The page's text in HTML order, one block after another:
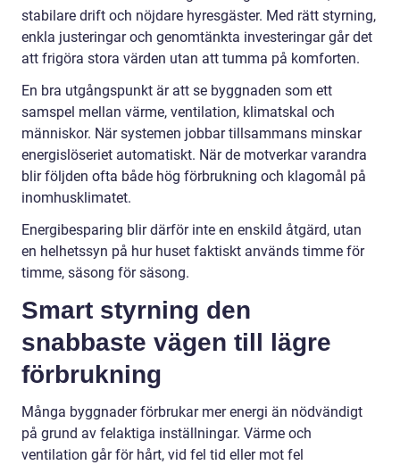
stabilare drift och nöjdare hyresgäster. Med rätt styrning,
enkla justeringar och genomtänkta investeringar går det
att frigöra stora värden utan att tumma på komforten.
En bra utgångspunkt är att se byggnaden som ett
samspel mellan värme, ventilation, klimatskal och
människor. När systemen jobbar tillsammans minskar
energislöseriet automatiskt. När de motverkar varandra
blir följden ofta både hög förbrukning och klagomål på
inomhusklimatet.
Energibesparing blir därför inte en enskild åtgärd, utan
en helhetssyn på hur huset faktiskt används timme för
timme, säsong för säsong.
Smart styrning den
snabbaste vägen till lägre
förbrukning
Många byggnader förbrukar mer energi än nödvändigt
på grund av felaktiga inställningar. Värme och
ventilation går för hårt, vid fel tid eller mot fel